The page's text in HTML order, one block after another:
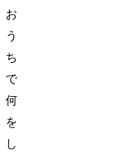
お
う
ち
で
何
を
し